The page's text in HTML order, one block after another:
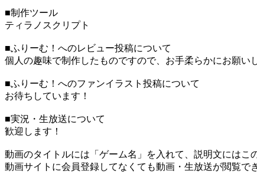
■制作ツール
ティラノスクリプト
■ふりーむ！へのレビュー投稿について
個人の趣味で制作したものですので、お手柔らかにお願い
■ふりーむ！へのファンイラスト投稿について
お待ちしています！
■実況・生放送について
歓迎します！
動画のタイトルには「ゲーム名」を入れて、説明文にはこ
動画サイトに会員登録してなくても動画・生放送が閲覧で